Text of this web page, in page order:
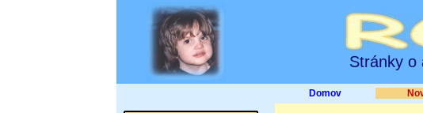
Stránky o
Domov